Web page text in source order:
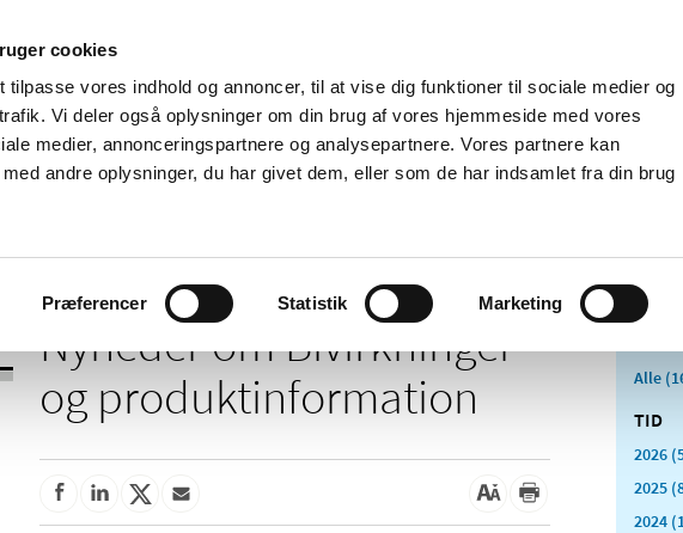
cookies
tilpasse vores indhold og annoncer, til at vise dig funktioner til sociale medier og
Vi deler også oplysninger om din brug af vores hjemmeside med vores
medier, annonceringspartnere og analysepartnere. Vores partnere kan
andre oplysninger, du har givet dem, eller som de har indsamlet fra din brug
Præferencer Statistik Marketing
Nyheder Om os Kontakt Udgivelser
og
Tilskud og
Apoteker og salg af
Medicinsk
Nyheder om Bivirkninger
og produktinformation
Alle
TID
2026
2025
2024